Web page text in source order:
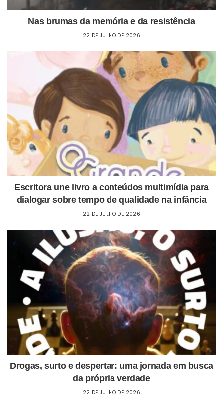
Nas brumas da memória e da resistência
22 DE JULHO DE 2026
Escritora une livro a conteúdos multimídia para
dialogar sobre tempo de qualidade na infância
22 DE JULHO DE 2026
Drogas, surto e despertar: uma jornada em busca
da própria verdade
22 DE JULHO DE 2026